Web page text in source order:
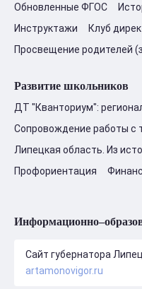
Обновленные ФГОС
Инструктажи
Клуб
Просвещение родителей
Развитие школьников
ДТ "Кванториум":
Сопровождение работы с
Липецкая область. Из
Профориентация
Сайт губернатора
artamonovigor.ru